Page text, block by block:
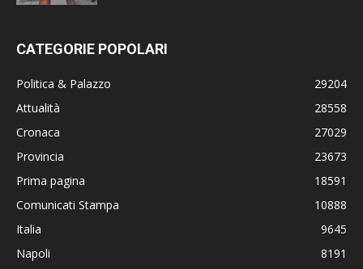
CATEGORIE POPOLARI
Politica & Palazzo
29204
Attualità
28558
Cronaca
27029
Provincia
23673
Prima pagina
18591
Comunicati Stampa
10888
Italia
9645
Napoli
8191